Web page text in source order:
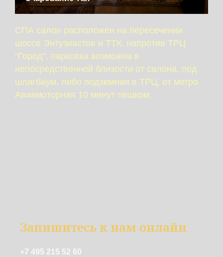
СПА салон расположен на пересечении
шоссе Энтузиастов и ТТК, напротив ТРЦ
"Город", парковка возможна в
непосредственной близости от салона, под
шлагбаум, либо подземная в ТРЦ, от метро
Авиамоторная 10 минут пешком.
Запишитесь к нам онлайн
+7 495 215 52 60